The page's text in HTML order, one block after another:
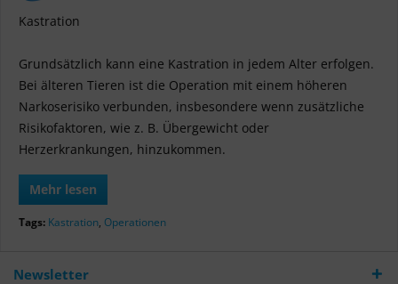
Kastration
Grundsätzlich kann eine Kastration in jedem Alter erfolgen.
Bei älteren Tieren ist die Operation mit einem höheren
Narkoserisiko verbunden, insbesondere wenn zusätzliche
Risikofaktoren, wie z. B. Übergewicht oder
Herzerkrankungen, hinzukommen.
Mehr lesen
Tags: Kastration, Operationen
Newsletter